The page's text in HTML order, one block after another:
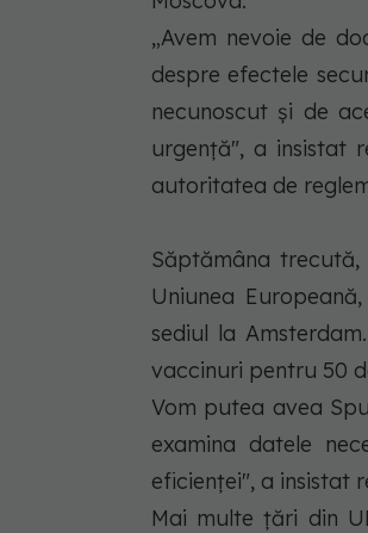
„Avem nevoie de
despre efectele
necunoscut şi de
urgenţă", a insistat
autoritatea de
Săptămâna
Uniunea
sediul la
vaccinuri pentru 50
Vom putea avea
examina datele
eficienţei", a insistat
Mai multe ţări din